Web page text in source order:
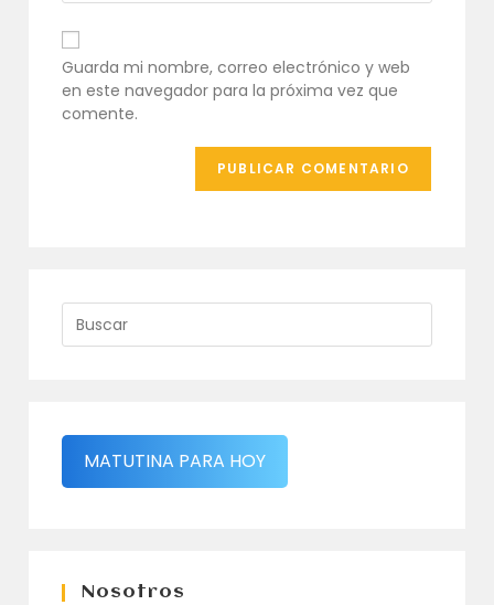
comentar
electrónico
para
comentar
URL
de
tu
web
(opcional)
Guarda mi nombre, correo electrónico y web
en este navegador para la próxima vez que
comente.
MATUTINA PARA HOY
Nosotros